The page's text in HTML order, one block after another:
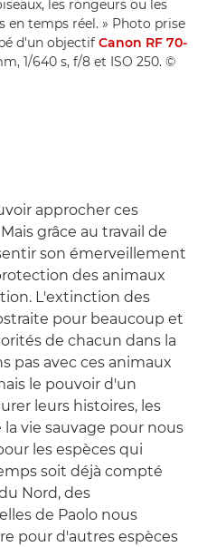
les rongeurs ou les
en temps réel. » Photo prise
d'un objectif Canon RF 70-
1/640 s, f/8 et ISO 250. ©
approcher ces
grâce au travail de
son émerveillement
des animaux
L'extinction des
pour beaucoup et
de chacun dans la
pas avec ces animaux
le pouvoir d'un
leurs histoires, les
vie sauvage pour nous
les espèces qui
soit déjà compté
Nord, des
de Paolo nous
pour d'autres espèces